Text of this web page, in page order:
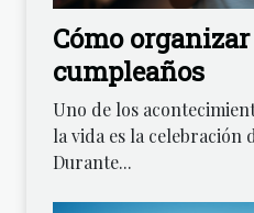
Cómo
cumpleaños
Uno de los
la vida es la celebración
Durante...